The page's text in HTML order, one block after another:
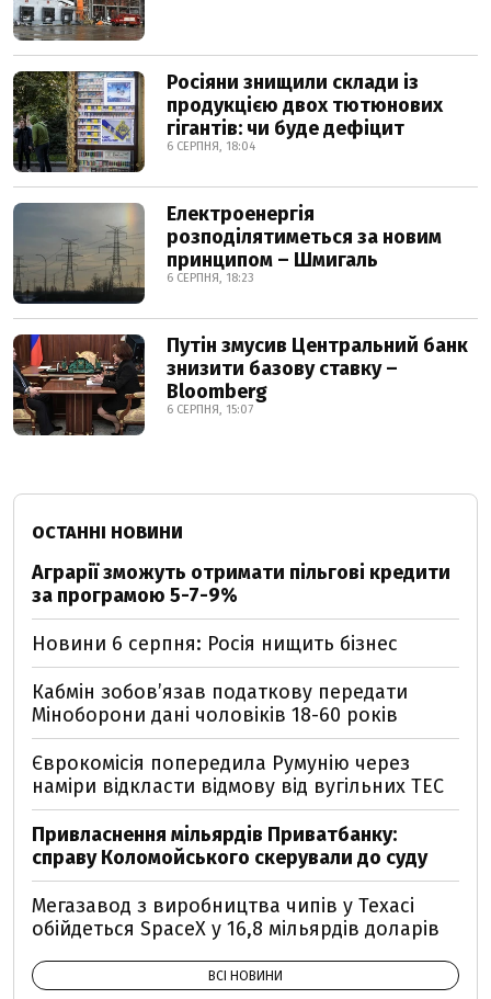
Росіяни знищили склади із
продукцією двох тютюнових
гігантів: чи буде дефіцит
6 СЕРПНЯ, 18:04
Електроенергія
розподілятиметься за новим
принципом – Шмигаль
6 СЕРПНЯ, 18:23
Путін змусив Центральний банк
знизити базову ставку –
Bloomberg
6 СЕРПНЯ, 15:07
ОСТАННІ НОВИНИ
Аграрії зможуть отримати пільгові кредити
за програмою 5-7-9%
Новини 6 серпня: Росія нищить бізнес
Кабмін зобовʼязав податкову передати
Міноборони дані чоловіків 18-60 років
Єврокомісія попередила Румунію через
наміри відкласти відмову від вугільних ТЕС
Привласнення мільярдів Приватбанку:
справу Коломойського скерували до суду
Мегазавод з виробництва чипів у Техасі
обійдеться SpaceX у 16,8 мільярдів доларів
ВСІ НОВИНИ